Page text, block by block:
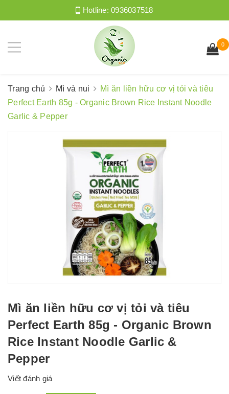
Hotline:0936037518
0
Trang chủ Mì và nui
Mì ăn liền hữu cơ vị tỏi và tiêu
Perfect Earth 85g - Organic Brown Rice Instant Noodle
Garlic & Pepper
Mì ăn liền hữu cơ vị tỏi và tiêu
Perfect Earth 85g - Organic Brown
Rice Instant Noodle Garlic &
Pepper
Viết đánh giá